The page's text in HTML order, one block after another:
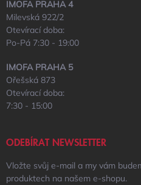
IMOFA PRAHA 4
Milevská 922/2
Otevírací doba:
Po-Pá 7:30 - 19:00
IMOFA PRAHA 5
Ořešská 873
Otevírací doba:
7:30 - 15:00
ODEBÍRAT NEWSLETTER
Vložte svůj e-mail a my vám
produktech na našem e-shopu.